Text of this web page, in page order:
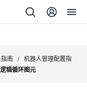
南 / 机器人管理配置指
逻辑循环图元